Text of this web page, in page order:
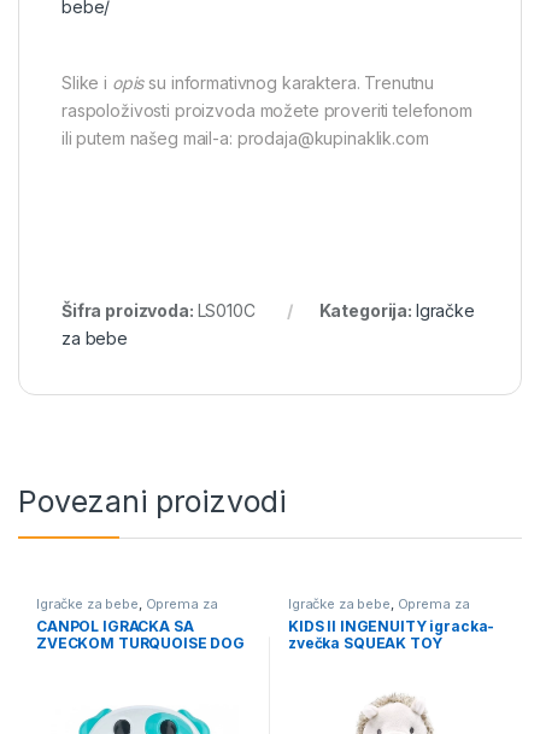
bebe/
Slike i opissu informativnog karaktera. Trenutnu
raspoloživosti proizvoda možete proveriti telefonom
ili putem našeg mail-a: prodaja@kupinaklik.com
Šifra proizvoda: LS010C Kategorija: Igračke
za bebe
Povezani proizvodi
Igračke za bebe, Oprema za
bebe i decu
CANPOL IGRACKA SA
ZVECKOM TURQUOISE DOG
Igračke za bebe, Oprema za
bebe i decu
KIDS II INGENUITY igracka-
zvečka SQUEAK TOY